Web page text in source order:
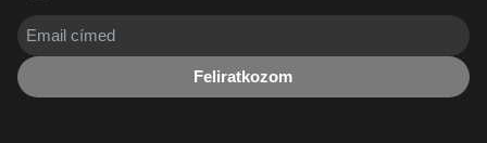
Feliratkozom